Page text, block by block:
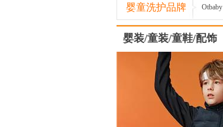
婴童洗护品牌 Otbaby
婴装/童装/童鞋/配饰